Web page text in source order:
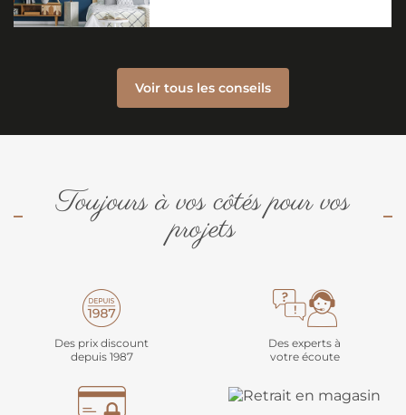
Voir tous les conseils
Toujours à vos côtés pour vos
projets
Des prix discount
depuis 1987
Des experts à
votre écoute